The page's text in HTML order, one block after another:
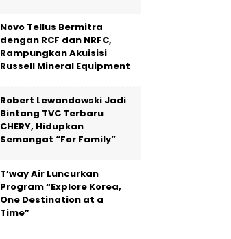
Novo Tellus Bermitra
dengan RCF dan NRFC,
Rampungkan Akuisisi
Russell Mineral Equipment
Robert Lewandowski Jadi
Bintang TVC Terbaru
CHERY, Hidupkan
Semangat “For Family”
T’way Air Luncurkan
Program “Explore Korea,
One Destination at a
Time”